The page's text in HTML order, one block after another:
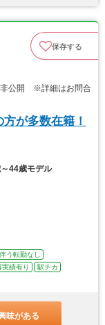
保存する
非公開 ※詳細はお問合
が多数在籍！
44歳モデル
う転勤なし
績有り
駅チカ
味がある